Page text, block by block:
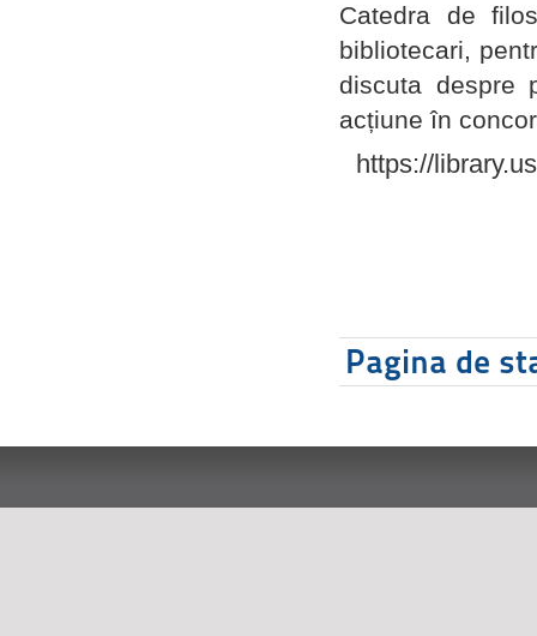
Catedra de
bibliotecari,
discuta despre
acțiune în
https://
Pagina de